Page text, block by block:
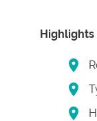
Highlights